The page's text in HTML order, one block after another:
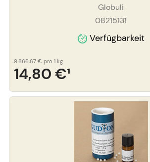
Globuli
08215131
Verfügbarkeit
14,80 €¹
9.866,67 € pro 1 kg